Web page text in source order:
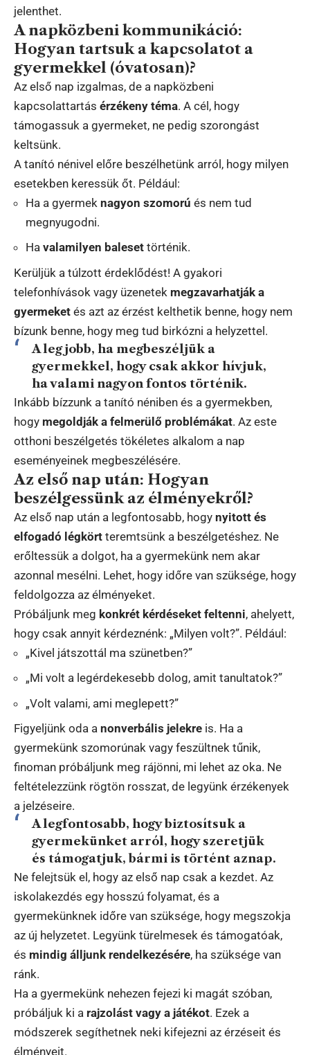
jelenthet.
A napközbeni kommunikáció:
Hogyan tartsuk a kapcsolatot a
gyermekkel (óvatosan)?
Az első nap izgalmas, de a napközbeni
kapcsolattartás érzékeny téma. A cél, hogy
támogassuk a gyermeket, ne pedig szorongást
keltsünk.
A tanító nénivel előre beszélhetünk arról, hogy milyen
esetekben keressük őt. Például:
Ha a gyermek nagyon szomorú és nem tud
megnyugodni.
Ha valamilyen baleset történik.
Kerüljük a túlzott érdeklődést! A gyakori
telefonhívások vagy üzenetek megzavarhatják a
gyermeket és azt az érzést kelthetik benne, hogy nem
bízunk benne, hogy meg tud birkózni a helyzettel.
A legjobb, ha megbeszéljük a
gyermekkel, hogy csak akkor hívjuk,
ha valami nagyon fontos történik.
Inkább bízzunk a tanító néniben és a gyermekben,
hogy megoldják a felmerülő problémákat. Az este
otthoni beszélgetés tökéletes alkalom a nap
eseményeinek megbeszélésére.
Az első nap után: Hogyan
beszélgessünk az élményekről?
Az első nap után a legfontosabb, hogy nyitott és
elfogadó légkört teremtsünk a beszélgetéshez. Ne
erőltessük a dolgot, ha a gyermekünk nem akar
azonnal mesélni. Lehet, hogy időre van szüksége, hogy
feldolgozza az élményeket.
Próbáljunk meg konkrét kérdéseket feltenni, ahelyett,
hogy csak annyit kérdeznénk: „Milyen volt?”. Például:
„Kivel játszottál ma szünetben?”
„Mi volt a legérdekesebb dolog, amit tanultatok?”
„Volt valami, ami meglepett?”
Figyeljünk oda a nonverbális jelekre is. Ha a
gyermekünk szomorúnak vagy feszültnek tűnik,
finoman próbáljunk meg rájönni, mi lehet az oka. Ne
feltételezzünk rögtön rosszat, de legyünk érzékenyek
a jelzéseire.
A legfontosabb, hogybiztosítsuk a
gyermekünket arról, hogy szeretjük
és támogatjuk, bármi is történt aznap.
Ne felejtsük el, hogy az első nap csak a kezdet. Az
iskolakezdés egy hosszú folyamat, és a
gyermekünknek időre van szüksége, hogy megszokja
az új helyzetet. Legyünk türelmesek és támogatóak,
és mindig álljunk rendelkezésére, ha szüksége van
ránk.
Ha a gyermekünk nehezen fejezi ki magát szóban,
próbáljuk ki a rajzolást vagy a játékot. Ezek a
módszerek segíthetnek neki kifejezni az érzéseit és
élményeit.